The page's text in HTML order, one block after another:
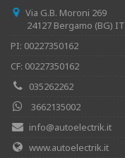
Via G.B. Moroni 269
24127 Bergamo (BG) IT
PI: 00227350162
CF: 00227350162
035262262
3662135002
info@autoelectrik.it
www.autoelectrik.it